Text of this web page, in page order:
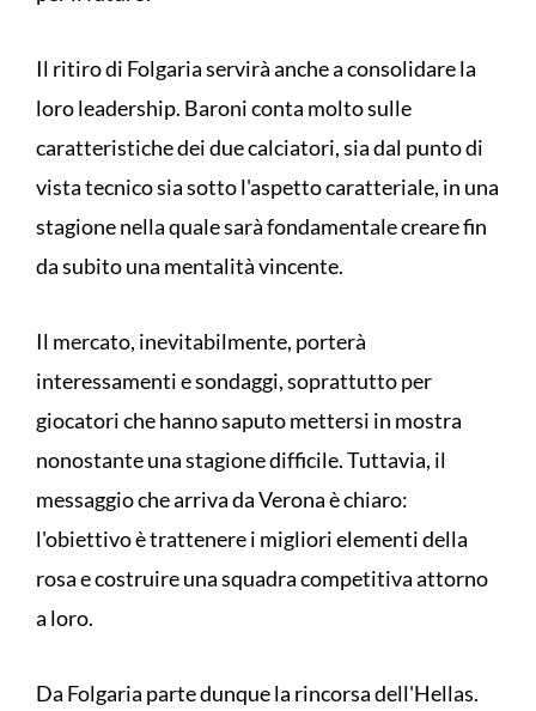
Il ritiro di Folgaria servirà anche a consolidare la
loro leadership. Baroni conta molto sulle
caratteristiche dei due calciatori, sia dal punto di
vista tecnico sia sotto l'aspetto caratteriale, in una
stagione nella quale sarà fondamentale creare fin
da subito una mentalità vincente.
Il mercato, inevitabilmente, porterà
interessamenti e sondaggi, soprattutto per
giocatori che hanno saputo mettersi in mostra
nonostante una stagione difficile. Tuttavia, il
messaggio che arriva da Verona è chiaro:
l'obiettivo è trattenere i migliori elementi della
rosa e costruire una squadra competitiva attorno
a loro.
Da Folgaria parte dunque la rincorsa dell'Hellas.